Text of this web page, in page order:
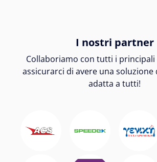
I nostri partner
Collaboriamo con tutti i
assicurarci di avere una soluzione
adatta a tutti!